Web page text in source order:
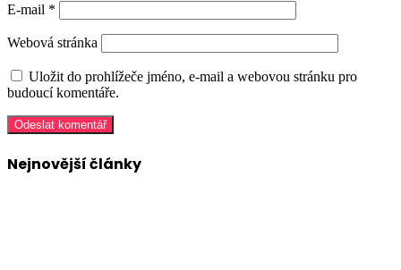
E-mail *
Webová stránka
Uložit do prohlížeče jméno, e-mail a webovou stránku pro
budoucí komentáře.
Nejnovější články